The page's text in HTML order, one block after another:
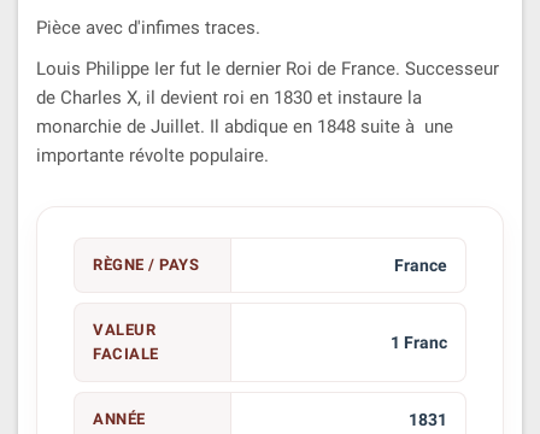
Pièce avec d'infimes traces.
Louis Philippe Ier fut le dernier Roi de France. Successeur
de Charles X, il devient roi en 1830 et instaure la
monarchie de Juillet. Il abdique en 1848 suite à une
importante révolte populaire.
RÈGNE / PAYS France
VALEUR
FACIALE
1 Franc
ANNÉE 1831